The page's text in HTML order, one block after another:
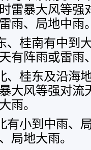
雷暴大风等强
雨、局地中雨
、桂南有中到
有阵雨或雷雨
、桂东及沿海
大风等强对流
雨。
有小到中雨、
局地大雨。